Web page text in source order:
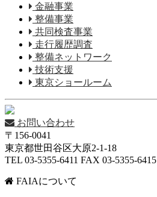
金融事業
整備事業
共同検査事業
走行履歴調査
整備ネットワーク
技術支援
東京ショールーム
お問い合わせ
〒156-0041
東京都世田谷区大原2-1-18
TEL 03-5355-6411 FAX 03-5355-6415
FAIAについて